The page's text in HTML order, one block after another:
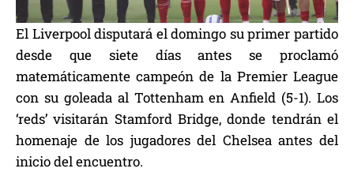
El Liverpool disputará el domingo su primer partido
desde que siete días antes se proclamó
matemáticamente campeón de la Premier League
con su goleada al Tottenham en Anfield (5-1). Los
‘reds’ visitarán Stamford Bridge, donde tendrán el
homenaje de los jugadores del Chelsea antes del
inicio del encuentro.